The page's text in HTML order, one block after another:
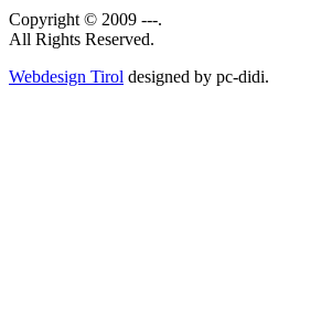
Copyright © 2009 ---.
All Rights Reserved.
Webdesign Tirol designed by pc-didi.